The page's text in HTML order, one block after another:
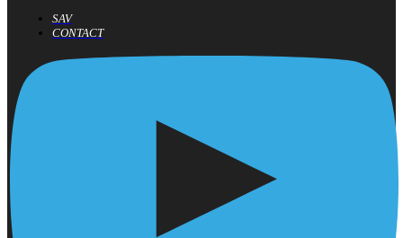
SAV
CONTACT